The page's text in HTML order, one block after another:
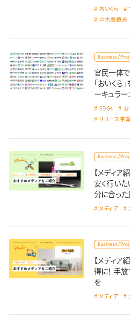
おいくら
中古農機具
Business/
官民一体
「おいくら
ーキュラ
SDGs お
リユース事業
Business/
【メディ
安く行いた
分に合っ
メディア
Business/
【メディア
得に！ 手
を
メディア